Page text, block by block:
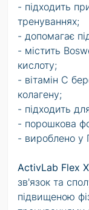
- підходить
тренуваннях;
- допомагає
- містить
кислоту;
- вітамін C
колагену;
- підходить
- порошкова
- вироблено у
ActivLab Flex
зв'язок та
підвищеною